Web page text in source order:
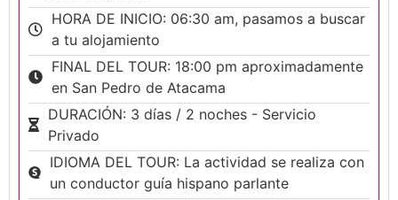
HORA DE INICIO: 06:30 am, pasamos a buscar
a tu alojamiento
FINAL DEL TOUR: 18:00 pm aproximadamente
en San Pedro de Atacama
DURACIÓN: 3 días / 2 noches - Servicio
Privado
IDIOMA DEL TOUR: La actividad se realiza con
un conductor guía hispano parlante